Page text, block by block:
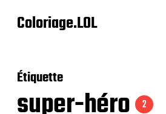
Coloriage.LOL
Étiquette
super-héro 2